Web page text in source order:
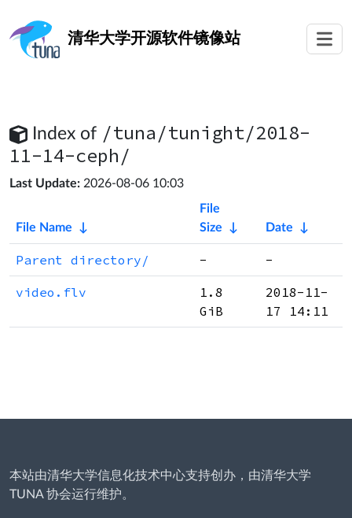
清华大学开源软件镜像站
Index of /tuna/tunight/2018-
11-14-ceph/
Last Update: 2026-08-06 10:03
File Name ↓
File
Size
↓ Date ↓
Parent directory/ - -
video.flv
1.8
GiB
2018-11-
17 14:11
本站由清华大学信息化技术中心支持创办，由清华大学
TUNA 协会运行维护。